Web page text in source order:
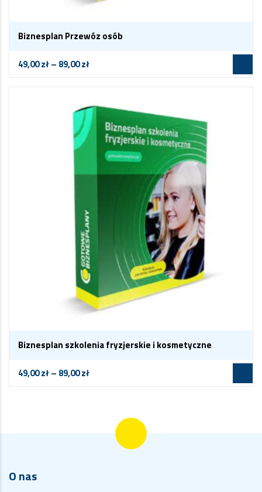
Biznesplan Przewóz osób
49,00zł– 89,00zł
Biznesplan szkolenia fryzjerskie i kosmetyczne
49,00zł– 89,00zł
O nas